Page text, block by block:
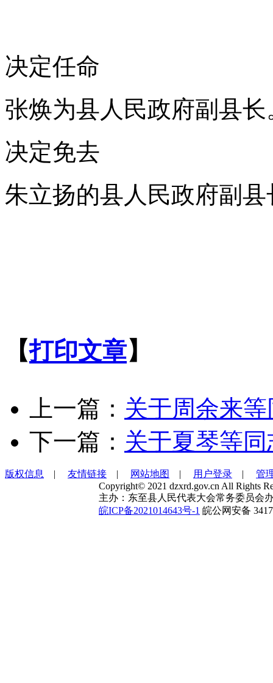
决定任命
张焕为县人民政府副县长
决定免去
朱立扬的县人民政府副县
【打印文章】
上一篇： 关于周余来
下一篇： 关于夏琴等
版权信息 | 友情链接 | 网站地图 | 用户登录 | 管
Copyright© 2021 dzxrd.gov.cn All Rights
主办：东至县人民代表大会常务委员会
皖ICP备2021014643号-1 皖公网安备